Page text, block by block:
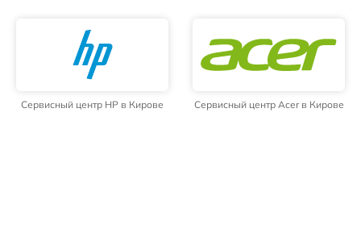
Сервисный центр HP в Кирове Сервисный центр Acer в Кирове